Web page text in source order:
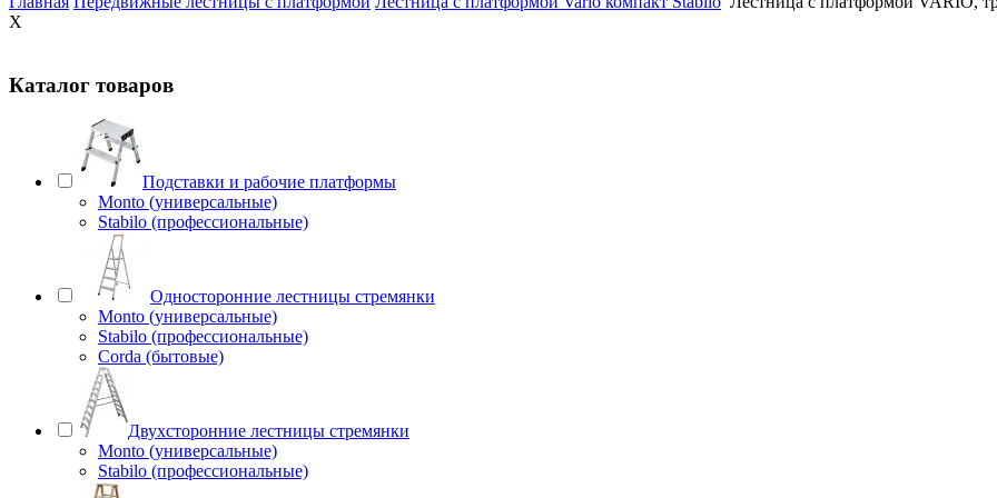
X
Каталог товаров
Подставки и рабочие платформы
Monto (универсальные)
Stabilo (профессиональные)
Односторонние лестницы стремянки
Monto (универсальные)
Stabilo (профессиональные)
Corda (бытовые)
Двухсторонние лестницы стремянки
Monto (универсальные)
Stabilo (профессиональные)